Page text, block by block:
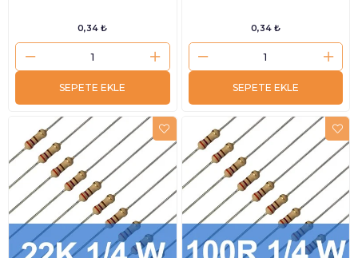
0,34 ₺
SEPETE EKLE
0,34 ₺
SEPETE EKLE